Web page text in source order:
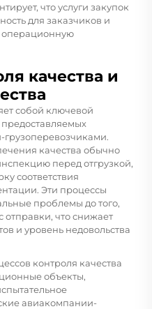
что услуги закупок
для заказчиков и
операционную
качества и
собой ключевой
качества обычно
перед отгрузкой,
соответствия
Эти процессы
проблемы до того,
отправки, что снижает
и уровень недовольства
контроля качества
объекты,
авиакомпании-